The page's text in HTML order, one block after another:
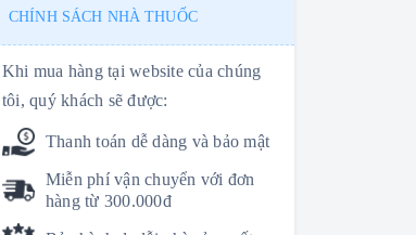
CHÍNH SÁCH NHÀ THUỐC
Khi mua hàng tại website của chúng
tôi, quý khách sẽ được:
Thanh toán dễ dàng và bảo mật
Miễn phí vận chuyển với đơn
hàng từ 300.000đ